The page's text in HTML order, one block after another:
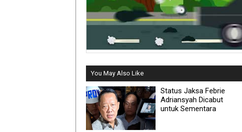
You May Also Like
Status Jaksa Febrie
Adriansyah Dicabut
untuk Sementara